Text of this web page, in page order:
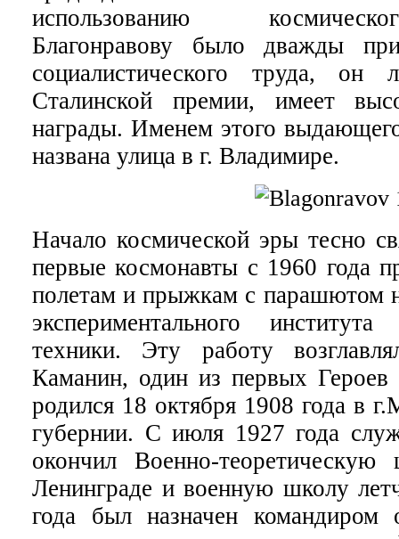
использованию
Благонравову было дважды
социалистического труда, он
Сталинской премии, имеет
награды. Именем этого
названа улица в г. Владимире.
Начало космической эры тесно
первые космонавты с 1960 года
полетам и прыжкам с парашютом
экспериментального института
техники. Эту работу
Каманин, один из первых
родился 18 октября 1908 года в
губернии. С июля 1927 года
окончил Военно-
Ленинграде и военную школу
года был назначен командиром